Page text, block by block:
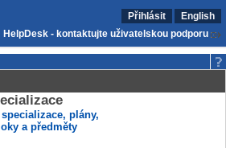
Přihlásit
English
HelpDesk - kontaktujte uživatelskou podporu
plány,
a předměty